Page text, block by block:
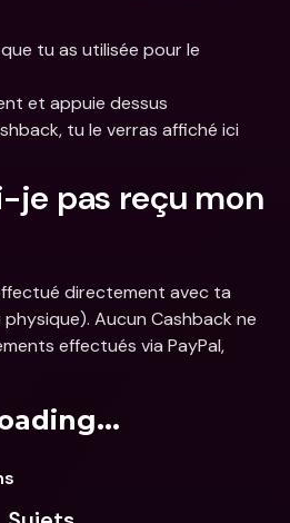
tu as utilisée pour le
et appuie dessus
tu le verras affiché ici
je pas reçu mon
directement avec ta
Aucun Cashback ne
effectués via PayPal,